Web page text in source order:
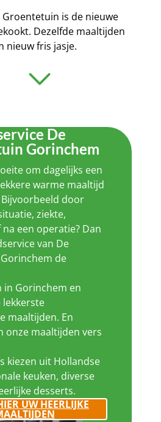
is de nieuwe
Dezelfde maaltijden
nieuw fris jasje.
De
Gorinchem
om dagelijks een
warme maaltijd
door
ziekte,
een operatie? Dan
van De
de
in Gorinchem en
lekkerste
maaltijden. En
onze maaltijden vers
kiezen uit Hollandse
keuken, diverse
desserts.
UW HEERLIJKE